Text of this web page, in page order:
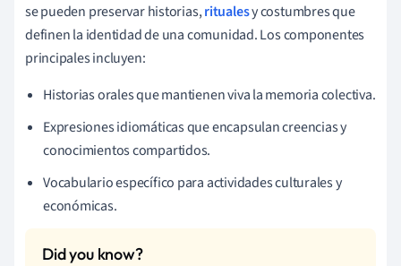
se pueden preservar historias,ritualesy costumbres que
definen la identidad de una comunidad. Los componentes
principales incluyen:
Historias orales que mantienen viva la memoria colectiva.
Expresiones idiomáticas que encapsulan creencias y
conocimientos compartidos.
Vocabulario específico para actividades culturales y
económicas.